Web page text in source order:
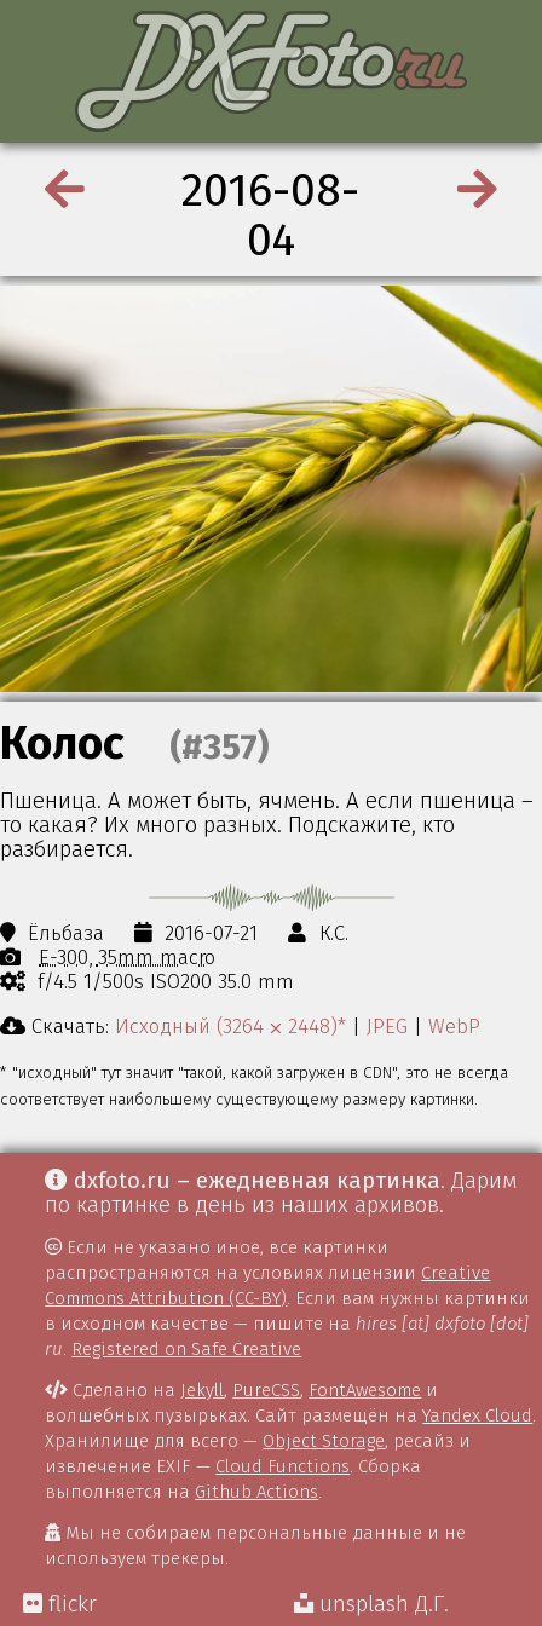
2016-08-
04
Колос (#357)
Пшеница. А может быть, ячмень. А если пшеница –
то какая? Их много разных. Подскажите, кто
разбирается.
Ёльбаза 2016-07-21
К.С.
E-300 35mm macro
f/4.5 1/500s ISO200 35.0 mm
Скачать: Исходный (3264 ⨉ 2448)* | JPEG | WebP
* "исходный" тут значит "такой, какой загружен в CDN", это не всегда
соответствует наибольшему существующему размеру картинки.
dxfoto.ru – ежедневная картинка. Дарим
по картинке в день из наших архивов.
Если не указано иное, все картинки
распространяются на условиях лицензии Creative
Commons Attribution (CC-BY) . Если вам нужны картинки
в исходном качестве — пишите на hires [at] dxfoto [dot]
ru Registered on Safe Creative
Сделано на Jekyll, PureCSS, FontAwesome и
волшебных пузырьках. Сайт размещён наYandex Cloud
Хранилище для всего — Object Storage, ресайз и
извлечение EXIF — Cloud Functions . Сборка
выполняется на Github Actions
Мы не собираем персональные данные и не
используем трекеры.
flickr unsplash Д.Г.